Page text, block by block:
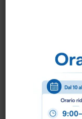
Come
Puoi ordinare
scrivendo una
Per ogni